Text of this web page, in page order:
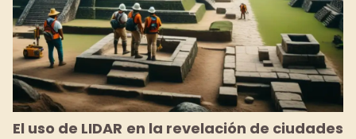
El uso de LIDAR en la revelación de ciudades